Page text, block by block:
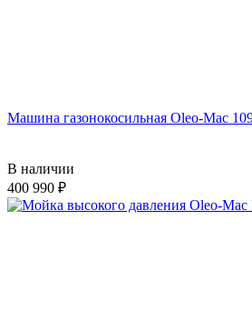
Машина газонокосильная Oleo-Mac
В наличии
400 990